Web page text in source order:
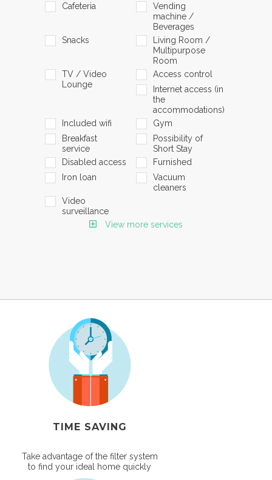
Cafeteria
Vending
machine /
Beverages
Snacks
Living Room /
Multipurpose
Room
TV / Video
Lounge
Access control
Internet access (in
the
accommodations)
Included wifi
Gym
Breakfast
service
Possibility of
Short Stay
Disabled access
Furnished
Iron loan
Vacuum
cleaners
Video
surveillance
View more services
TIME SAVING
Take advantage of the filter system
to find your ideal home quickly